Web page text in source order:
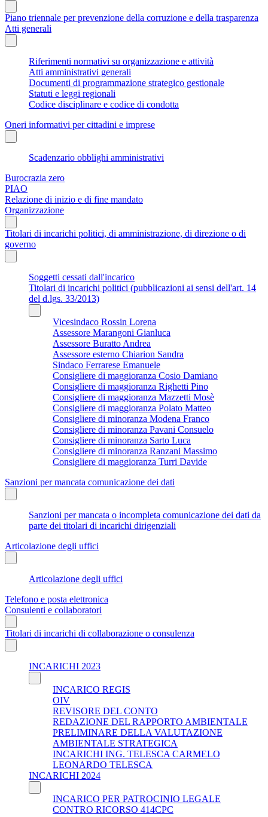
Piano triennale per prevenzione della corruzione e della trasparenza
Atti generali
Riferimenti normativi su organizzazione e attività
Atti amministrativi generali
Documenti di programmazione strategico gestionale
Statuti e leggi regionali
Codice disciplinare e codice di condotta
Oneri informativi per cittadini e imprese
Scadenzario obblighi amministrativi
Burocrazia zero
PIAO
Relazione di inizio e di fine mandato
Organizzazione
Titolari di incarichi politici, di amministrazione, di direzione o di
governo
Soggetti cessati dall'incarico
Titolari di incarichi politici (pubblicazioni ai sensi dell'art. 14
del d.lgs. 33/2013)
Vicesindaco Rossin Lorena
Assessore Marangoni Gianluca
Assessore Buratto Andrea
Assessore esterno Chiarion Sandra
Sindaco Ferrarese Emanuele
Consigliere di maggioranza Cosio Damiano
Consigliere di maggioranza Righetti Pino
Consigliere di maggioranza Mazzetti Mosè
Consigliere di maggioranza Polato Matteo
Consigliere di minoranza Modena Franco
Consigliere di minoranza Pavani Consuelo
Consigliere di minoranza Sarto Luca
Consigliere di minoranza Ranzani Massimo
Consigliere di maggioranza Turri Davide
Sanzioni per mancata comunicazione dei dati
Sanzioni per mancata o incompleta comunicazione dei dati da
parte dei titolari di incarichi dirigenziali
Articolazione degli uffici
Articolazione degli uffici
Telefono e posta elettronica
Consulenti e collaboratori
Titolari di incarichi di collaborazione o consulenza
INCARICHI 2023
INCARICO REGIS
OIV
REVISORE DEL CONTO
REDAZIONE DEL RAPPORTO AMBIENTALE
PRELIMINARE DELLA VALUTAZIONE
AMBIENTALE STRATEGICA
INCARICHI ING. TELESCA CARMELO
LEONARDO TELESCA
INCARICHI 2024
INCARICO PER PATROCINIO LEGALE
CONTRO RICORSO 414CPC